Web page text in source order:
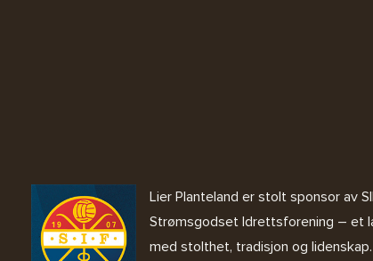
Lier Planteland er stolt sponsor av
Strømsgodset Idrettsforening – et
med stolthet, tradisjon og lidenskap.